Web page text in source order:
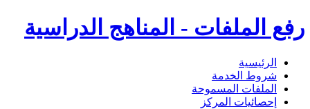
رفع الملفات - المناهج الدراسية
الرئيسية
شروط الخدمة
الملفات المسموحة
إحصائيات المركز